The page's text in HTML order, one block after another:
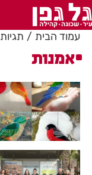
עמוד הבית תגיות
אמנות